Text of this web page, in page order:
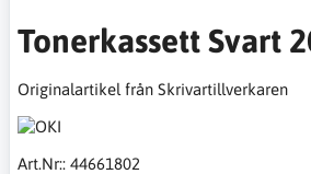
Tonerkassett Svart
Originalartikel från Skrivartillverkaren
Art.Nr:: 44661802